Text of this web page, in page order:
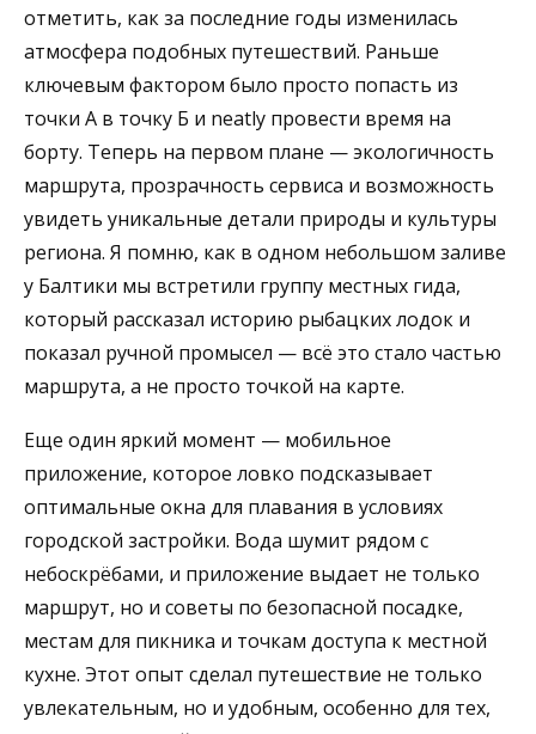
отметить, как за последние годы изменилась
атмосфера подобных путешествий. Раньше
ключевым фактором было просто попасть из
точки А в точку Б и neatly провести время на
борту. Теперь на первом плане — экологичность
маршрута, прозрачность сервиса и возможность
увидеть уникальные детали природы и культуры
региона. Я помню, как в одном небольшом заливе
у Балтики мы встретили группу местных гида,
который рассказал историю рыбацких лодок и
показал ручной промысел — всё это стало частью
маршрута, а не просто точкой на карте.
Еще один яркий момент — мобильное
приложение, которое ловко подсказывает
оптимальные окна для плавания в условиях
городской застройки. Вода шумит рядом с
небоскрёбами, и приложение выдает не только
маршрут, но и советы по безопасной посадке,
местам для пикника и точкам доступа к местной
кухне. Этот опыт сделал путешествие не только
увлекательным, но и удобным, особенно для тех,